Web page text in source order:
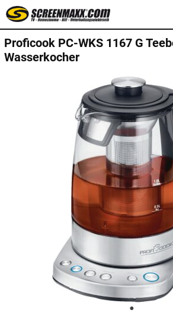
Proficook PC-WKS 1167 G
Wasserkocher